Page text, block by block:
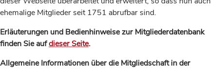
ehemalige Mitglieder seit 1751 abrufbar sind.
Erläuterungen und Bedienhinweise zur Mitgliederdatenbank
finden Sie aufdieser Seite.
Allgemeine Informationen über die Mitgliedschaft in der